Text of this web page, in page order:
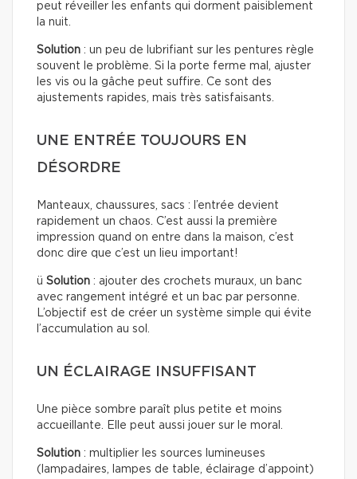
peut réveiller les enfants qui dorment paisiblement
la nuit.
Solution : un peu de lubrifiant sur les pentures règle
souvent le problème. Si la porte ferme mal, ajuster
les vis ou la gâche peut suffire. Ce sont des
ajustements rapides, mais très satisfaisants.
UNE ENTRÉE TOUJOURS EN
DÉSORDRE
Manteaux, chaussures, sacs : l’entrée devient
rapidement un chaos. C’est aussi la première
impression quand on entre dans la maison, c’est
donc dire que c’est un lieu important!
ü Solution : ajouter des crochets muraux, un banc
avec rangement intégré et un bac par personne.
L’objectif est de créer un système simple qui évite
l’accumulation au sol.
UN ÉCLAIRAGE INSUFFISANT
Une pièce sombre paraît plus petite et moins
accueillante. Elle peut aussi jouer sur le moral.
Solution : multiplier les sources lumineuses
(lampadaires, lampes de table, éclairage d’appoint)